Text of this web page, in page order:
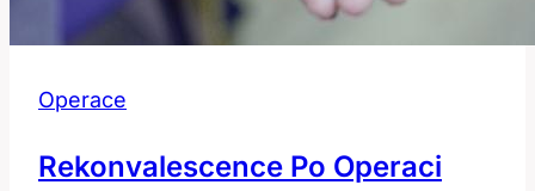
Operace
Rekonvalescence Po Operaci